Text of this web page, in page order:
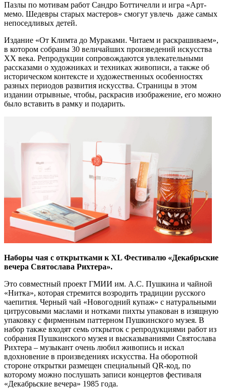
Пазлы по мотивам работ Сандро Боттичелли и игра «Арт-
мемо. Шедевры старых мастеров» смогут увлечь даже самых
непоседливых детей.
Издание «От Климта до Мураками. Читаем и раскрашиваем»,
в котором собраны 30 величайших произведений искусства
XX века. Репродукции сопровождаются увлекательными
рассказами о художниках и техниках живописи, а также об
историческом контексте и художественных особенностях
разных периодов развития искусства. Страницы в этом
издании отрывные, чтобы, раскрасив изображение, его можно
было вставить в рамку и подарить.
Наборы чая с открытками к XL Фестивалю «Декабрьские
вечера Святослава Рихтера».
Это совместный проект ГМИИ им. А.С. Пушкина и чайной
«Нитка», которая стремится возродить традиции русского
чаепития. Черный чай «Новогодний купаж» с натуральными
цитрусовыми маслами и нотками пихты упакован в изящную
упаковку с фирменным паттерном Пушкинского музея. В
набор также входят семь открыток с репродукциями работ из
собрания Пушкинского музея и высказываниями Святослава
Рихтера – музыкант очень любил живопись и искал
вдохновение в произведениях искусства. На оборотной
стороне открытки размещен специальный QR-код, по
которому можно послушать записи концертов фестиваля
«Декабрьские вечера» 1985 года.